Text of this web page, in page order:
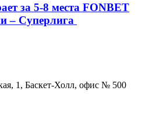
за 5-8 места FONBET
– Суперлига
1, Баскет-Холл, офис № 500